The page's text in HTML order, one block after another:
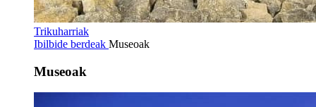
Trikuharriak
Ibilbide berdeak Museoak
Museoak